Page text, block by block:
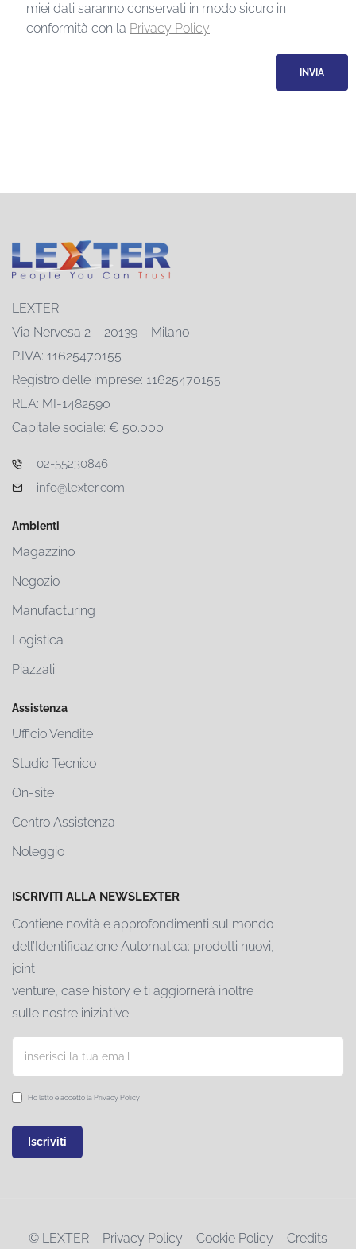
miei dati saranno conservati in modo sicuro in
conformità con la Privacy Policy
LEXTER
Via Nervesa 2 – 20139 – Milano
P.IVA: 11625470155
Registro delle imprese: 11625470155
REA: MI-1482590
Capitale sociale: € 50.000
02-55230846
info@lexter.com
Ambienti
Magazzino
Negozio
Manufacturing
Logistica
Piazzali
Assistenza
Ufficio Vendite
Studio Tecnico
On-site
Centro Assistenza
Noleggio
ISCRIVITI ALLA NEWSLEXTER
Contiene novità e approfondimenti sul mondo
dell’Identificazione Automatica: prodotti nuovi,
joint
venture, case history e ti aggiornerà inoltre
sulle nostre iniziative.
Ho letto e accetto la Privacy Policy
© LEXTER – Privacy Policy – Cookie Policy – Credits